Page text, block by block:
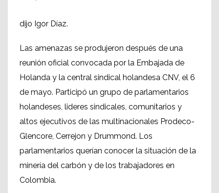
dijo Igor Díaz.
Las amenazas se produjeron después de una
reunión oficial convocada por la Embajada de
Holanda y la central sindical holandesa CNV, el 6
de mayo. Participó un grupo de parlamentarios
holandeses, lideres sindicales, comunitarios y
altos ejecutivos de las multinacionales Prodeco-
Glencore, Cerrejon y Drummond. Los
parlamentarios querían conocer la situación de la
minería del carbón y de los trabajadores en
Colombia.